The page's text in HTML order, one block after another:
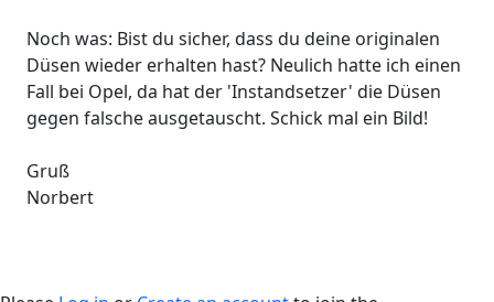
Noch was: Bist du sicher, dass du deine originalen
Düsen wieder erhalten hast? Neulich hatte ich einen
Fall bei Opel, da hat der 'Instandsetzer' die Düsen
gegen falsche ausgetauscht. Schick mal ein Bild!
Gruß
Norbert